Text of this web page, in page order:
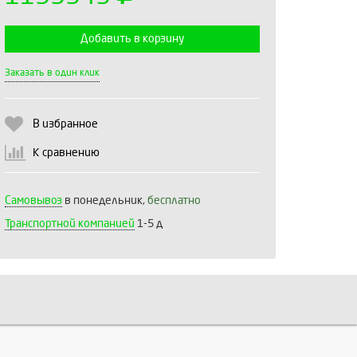
Добавить в корзину
Заказать в один клик
В избранное
К сравнению
Самовывоз в понедельник, бесплатно
Транспортной компанией 1-5 д